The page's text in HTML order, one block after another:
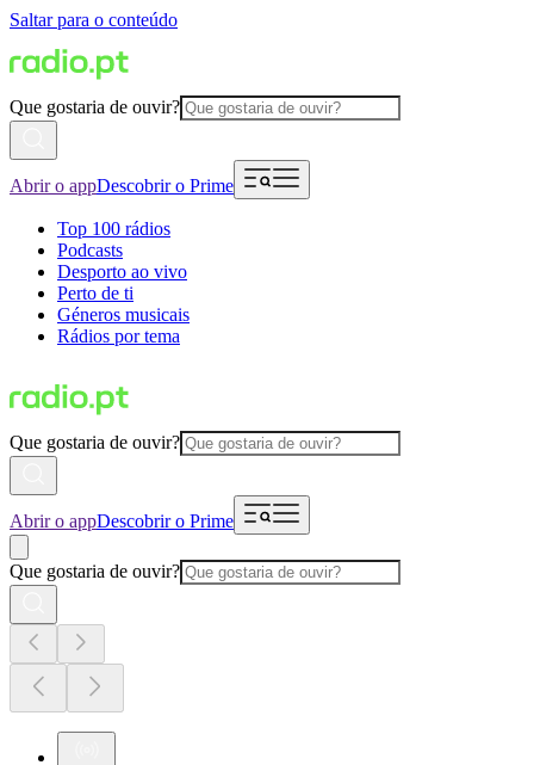
Saltar para o conteúdo
Que gostaria de ouvir?
Abrir o appDescobrir o Prime
Top 100 rádios
Podcasts
Desporto ao vivo
Perto de ti
Géneros musicais
Rádios por tema
Que gostaria de ouvir?
Abrir o appDescobrir o Prime
Que gostaria de ouvir?